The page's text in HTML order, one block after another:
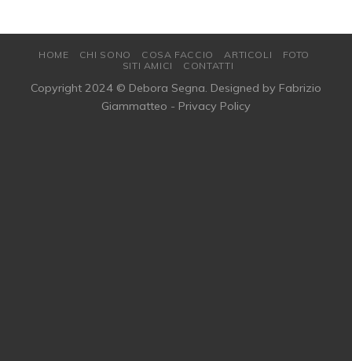
HOME CHI SONO COSA FACCIO ARTICOLI
FOTO
SITI AMICI
CONTATTI
Copyright 2024 © Debora Segna. Designed by Fabrizio
Giammatteo - Privacy Policy